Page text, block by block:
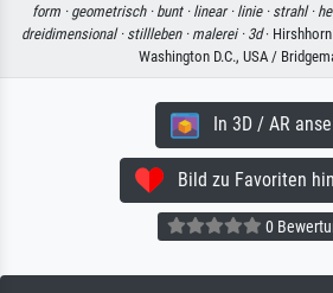
form · geometrisch · bunt · linear · linie · strahl ·
dreidimensional · stillleben · malerei · 3d·
Washington D.C., USA /
In 3D / AR
Bild zu Favoriten
0